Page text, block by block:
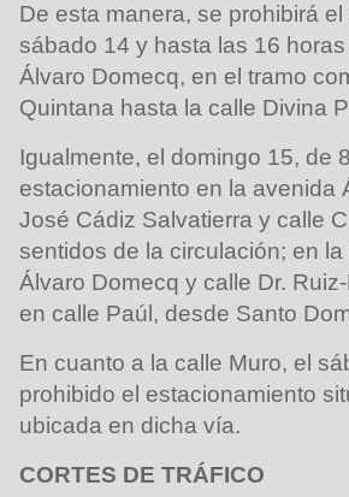
De esta manera, se prohibirá
sábado 14 y hasta las 16
Álvaro Domecq, en el tramo
Quintana hasta la calle Divina
Igualmente, el domingo 15, de
estacionamiento en la avenida
José Cádiz Salvatierra y calle
sentidos de la circulación; en
Álvaro Domecq y calle Dr.
en calle Paúl, desde Santo
En cuanto a la calle Muro, el
prohibido el estacionamiento
ubicada en dicha vía.
CORTES DE TRÁFICO